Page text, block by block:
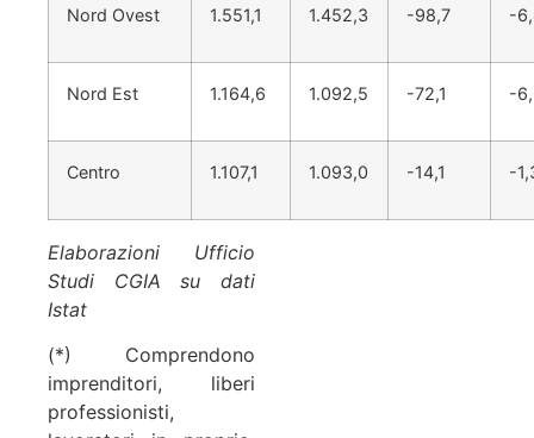
Nord Ovest 1.551,1 1.452,3 -98,7 -
Nord Est 1.164,6 1.092,5 -72,1 -
Centro 1.107,1 1.093,0 -14,1 -
Elaborazioni Ufficio
Studi CGIA su dati
Istat
(*) Comprendono
imprenditori, liberi
professionisti,